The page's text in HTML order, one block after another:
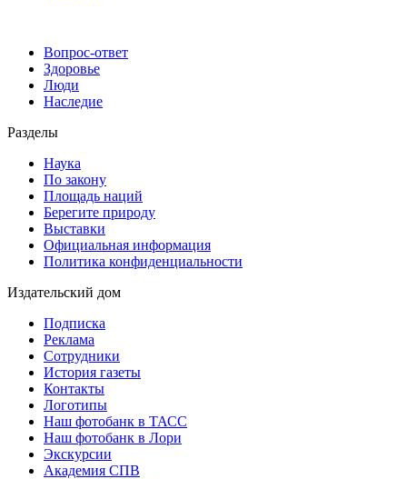
Вопрос-ответ
Здоровье
Люди
Наследие
Разделы
Наука
По закону
Площадь наций
Берегите природу
Выставки
Официальная информация
Политика конфиденциальности
Издательский дом
Подписка
Реклама
Сотрудники
История газеты
Контакты
Логотипы
Наш фотобанк в ТАСС
Наш фотобанк в Лори
Экскурсии
Академия СПВ